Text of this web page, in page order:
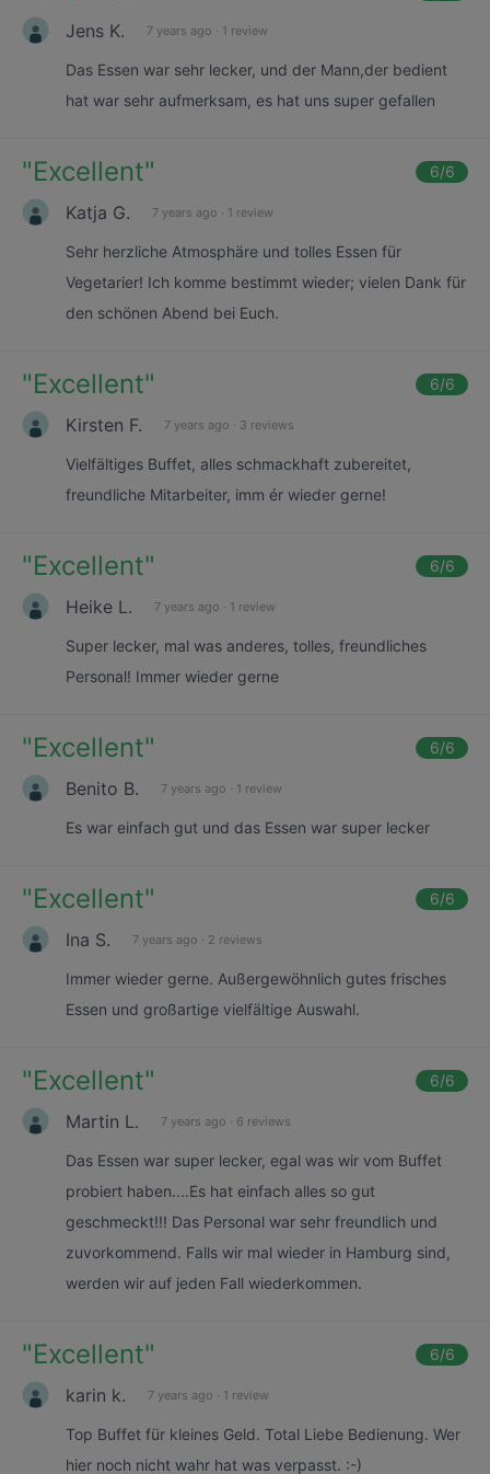
Jens K. 7 years ago · 1 review
Das Essen war sehr lecker, und der Mann,der bedient
hat war sehr aufmerksam, es hat uns super gefallen
"Excellent" 6/6
Katja G. 7 years ago · 1 review
Sehr herzliche Atmosphäre und tolles Essen für
Vegetarier! Ich komme bestimmt wieder; vielen Dank für
den schönen Abend bei Euch.
"Excellent" 6/6
Kirsten F. 7 years ago · 3 reviews
Vielfältiges Buffet, alles schmackhaft zubereitet,
freundliche Mitarbeiter, imm ér wieder gerne!
"Excellent" 6/6
Heike L. 7 years ago · 1 review
Super lecker, mal was anderes, tolles, freundliches
Personal! Immer wieder gerne
"Excellent" 6/6
Benito B. 7 years ago · 1 review
Es war einfach gut und das Essen war super lecker
"Excellent" 6/6
Ina S. 7 years ago · 2 reviews
Immer wieder gerne. Außergewöhnlich gutes frisches
Essen und großartige vielfältige Auswahl.
"Excellent" 6/6
Martin L. 7 years ago · 6 reviews
Das Essen war super lecker, egal was wir vom Buffet
probiert haben....Es hat einfach alles so gut
geschmeckt!!! Das Personal war sehr freundlich und
zuvorkommend. Falls wir mal wieder in Hamburg sind,
werden wir auf jeden Fall wiederkommen.
"Excellent" 6/6
karin k. 7 years ago · 1 review
Top Buffet für kleines Geld. Total Liebe Bedienung. Wer
hier noch nicht wahr hat was verpasst. :-)